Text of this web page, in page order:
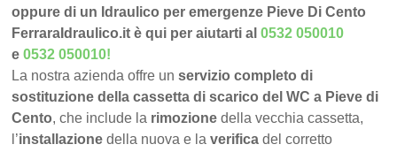
oppure di un Idraulico per emergenze Pieve Di Cento
FerraraIdraulico.it è qui per aiutarti al0532 050010
e0532 050010!
La nostra azienda offre unservizio completo di
sostituzione della cassetta di scarico del WC a Pieve di
Cento, che include la rimozione della vecchia cassetta,
l’installazione della nuova e laverifica del corretto